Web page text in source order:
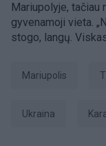
Mariupolyje, tačiau
gyvenamoji vieta.
stogo, langų.
Mariupolis
Ukraina